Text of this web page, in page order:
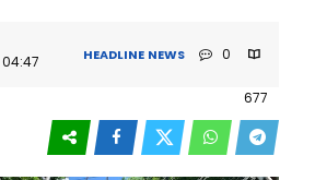
04:47
HEADLINE NEWS 0
677